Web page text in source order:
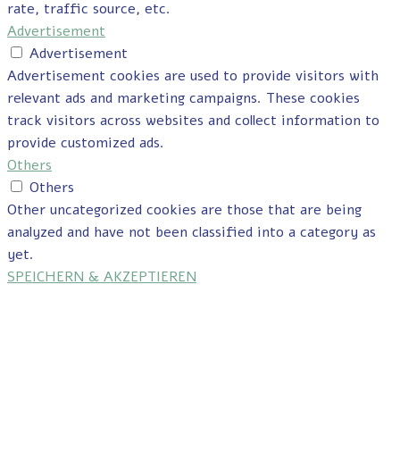
rate, traffic source, etc.
Advertisement
Advertisement
Advertisement cookies are used to provide visitors with
relevant ads and marketing campaigns. These cookies
track visitors across websites and collect information to
provide customized ads.
Others
Others
Other uncategorized cookies are those that are being
analyzed and have not been classified into a category as
yet.
SPEICHERN & AKZEPTIEREN